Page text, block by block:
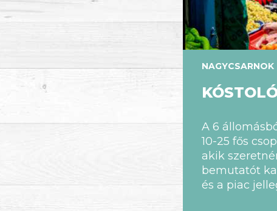
NAGYCSARNOK
A 6
10-25 fős
akik
bemutatót
és a piac